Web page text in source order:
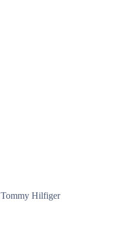
Tommy Hilfiger